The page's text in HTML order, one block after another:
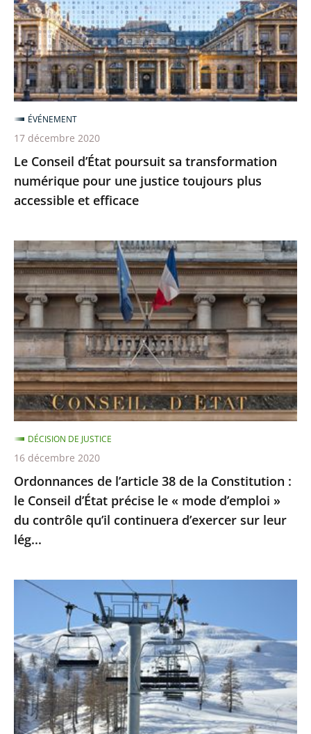
sa
transformation
numérique
pour
une
justice
toujours
plus
accessible
et
efficace
Le Conseil d’État poursuit sa transformation
numérique pour une justice toujours plus
accessible et efficace
ÉVÉNEMENT
17 décembre 2020
Ordonnances
de
l’article
38
de
la
Constitution
:
le
Conseil
d’État
précise
le
«
mode
d’emploi
du
contrôle
continuera
d’exercer
sur
leur
lég...
Ordonnances de l’article 38 de la Constitution :
le Conseil d’État précise le « mode d’emploi »
du contrôle qu’il continuera d’exercer sur leur
lég...
DÉCISION DE JUSTICE
16 décembre 2020
Sports
le
Conseil
d’Etat
ne
suspend